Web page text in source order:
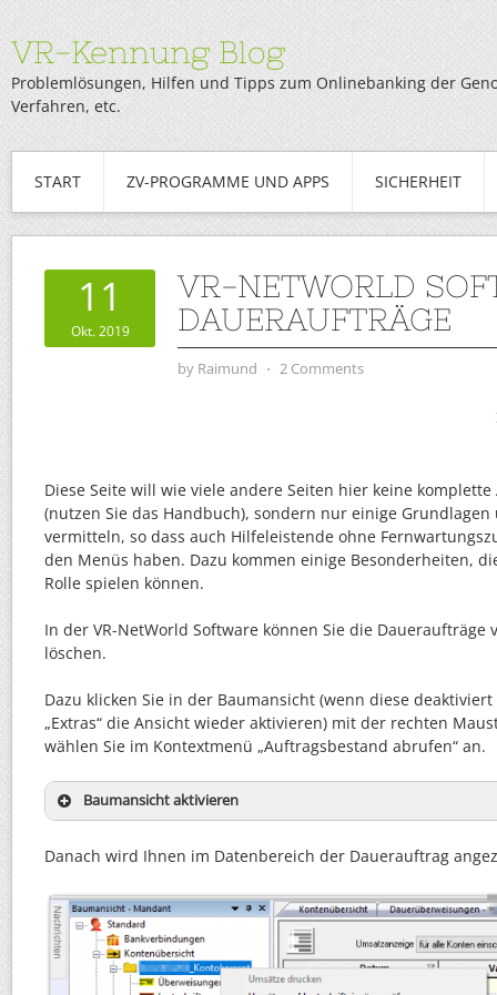
VR-Kennung Blog
Problemlösungen, Hilfen und Tipps zum Onlinebanking der
Verfahren, etc.
START ZV-PROGRAMME UND APPS SICHERHEIT
11
Okt. 2019
VR-NETWORLD
DAUERAUFTRÄGE
by Raimund ⋅ 2 Comments
Diese Seite will wie viele andere Seiten hier keine
(nutzen Sie das Handbuch), sondern nur einige
vermitteln, so dass auch Hilfeleistende ohne
den Menüs haben. Dazu kommen einige Besonderheiten,
Rolle spielen können.
In der VR-NetWorld Software können Sie die
löschen.
Dazu klicken Sie in der Baumansicht (wenn diese
„Extras“ die Ansicht wieder aktivieren) mit der rechten
wählen Sie im Kontextmenü „Auftragsbestand abrufen“ an.
Baumansicht aktivieren
Danach wird Ihnen im Datenbereich der Dauerauftrag